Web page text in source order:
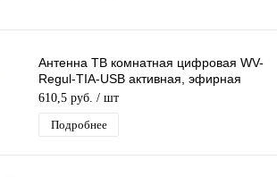
Антенна ТВ комнатная цифровая WV-
Regul-ТIA-USB активная, эфирная
для DVB-T2 телевидения
610,5 руб. / шт
Подробнее